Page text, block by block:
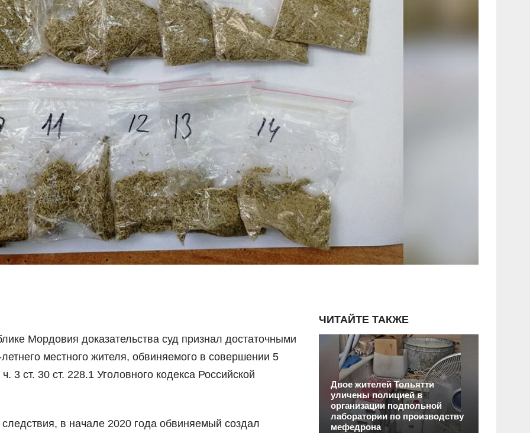
Мордовия доказательства суд признал достаточными
местного жителя, обвиняемого в совершении 5
3 ст. 30 ст. 228.1 Уголовного кодекса Российской
в начале 2020 года обвиняемый создал
ЧИТАЙТЕ ТАКЖЕ
Двое жителей Тольятти
уличены полицией в
организации подпольной
лаборатории по производству
мефедрона